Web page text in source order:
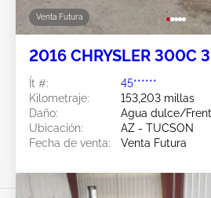
Venta Futura
2016 CHRYSLER 300C
Ít #:
45******
Kilometraje:
153,203 millas
Daño:
Agua dulce/
Ubicación:
AZ - TUCSON
Fecha de venta:
Venta Futura